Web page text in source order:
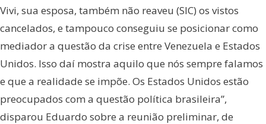
Vivi, sua esposa, também não reaveu (SIC) os vistos
cancelados, e tampouco conseguiu se posicionar como
mediador a questão da crise entre Venezuela e Estados
Unidos. Isso daí mostra aquilo que nós sempre falamos
e que a realidade se impõe. Os Estados Unidos estão
preocupados com a questão política brasileira”,
disparou Eduardo sobre a reunião preliminar, de